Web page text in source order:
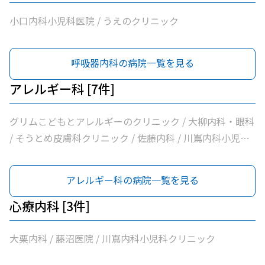
小口内科小児科医院 / うえのクリニック
呼吸器内科の病院一覧を見る
アレルギー科 [7件]
グリムこどもとアレルギーのクリニック / 大柳内科・眼科
/ そうとめ皮膚科クリニック / 佐藤内科 / 川嶌内科小児科
ニック
アレルギー科の病院一覧を見る
心療内科 [3件]
大栗内科 / 藤沼医院 / 川嶌内科小児科クリニック